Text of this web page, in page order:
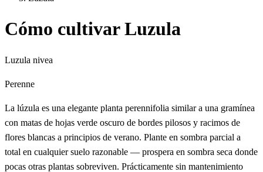
Cómo cultivar Luzula
Luzula nivea
Perenne
La lúzula es una elegante planta perennifolia similar a una gramínea
con matas de hojas verde oscuro de bordes pilosos y racimos de
flores blancas a principios de verano. Plante en sombra parcial a
total en cualquier suelo razonable — prospera en sombra seca donde
pocas otras plantas sobreviven. Prácticamente sin mantenimiento